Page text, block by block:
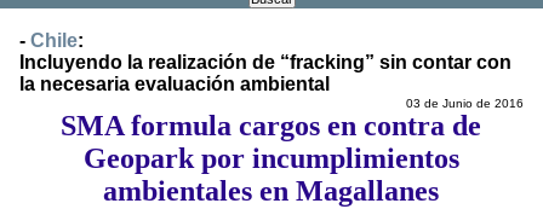
- Chile:
Incluyendo la realización de “fracking” sin contar con
la necesaria evaluación ambiental
03 de Junio de 2016
SMA formula cargos en contra de
Geopark por incumplimientos
ambientales en Magallanes